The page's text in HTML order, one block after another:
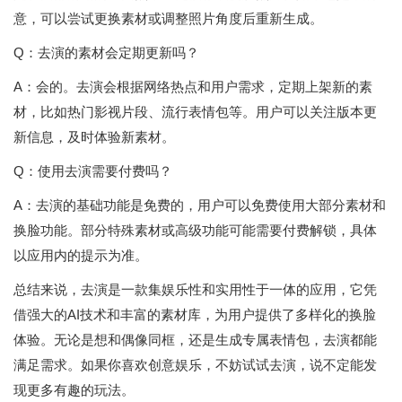
意，可以尝试更换素材或调整照片角度后重新生成。
Q：去演的素材会定期更新吗？
A：会的。去演会根据网络热点和用户需求，定期上架新的素
材，比如热门影视片段、流行表情包等。用户可以关注版本更
新信息，及时体验新素材。
Q：使用去演需要付费吗？
A：去演的基础功能是免费的，用户可以免费使用大部分素材和
换脸功能。部分特殊素材或高级功能可能需要付费解锁，具体
以应用内的提示为准。
总结来说，去演是一款集娱乐性和实用性于一体的应用，它凭
借强大的AI技术和丰富的素材库，为用户提供了多样化的换脸
体验。无论是想和偶像同框，还是生成专属表情包，去演都能
满足需求。如果你喜欢创意娱乐，不妨试试去演，说不定能发
现更多有趣的玩法。